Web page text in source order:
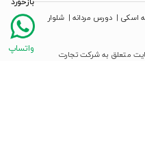
اسکی | دورس مردانه | شلوار
متعلق به شرکت تجارت